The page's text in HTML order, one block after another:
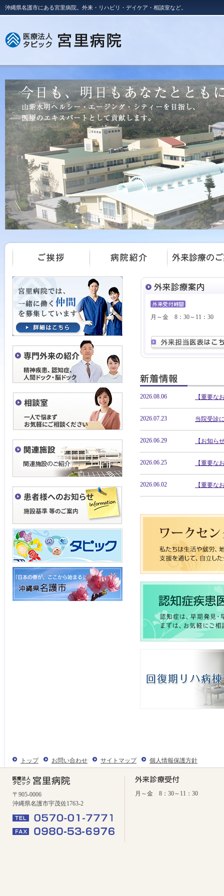
沖縄県名護市にある宮里病院。外来・リハビリ・デイケア・相談室など。
月～金 8：30～11：30
2026.08.06 【重要な
2026.07.23 当院受診
2026.06.29 【お知ら
2026.06.25 【重要な
2026.06.02 【重要な
トップ お問い合わせ サイトマップ 個人情報保護方針
〒905-0006
沖縄県名護市宇茂佐1763-2
月～金 8：30～11：30